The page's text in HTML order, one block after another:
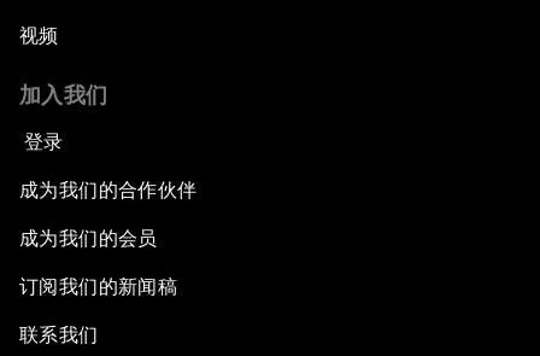
视频
加入我们
登录
成为我们的合作伙伴
成为我们的会员
订阅我们的新闻稿
联系我们